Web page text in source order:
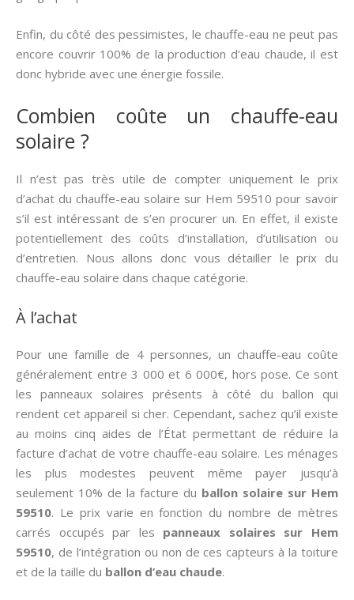
Enfin, du côté des pessimistes, le chauffe-eau ne peut pas
encore couvrir 100% de la production d’eau chaude, il est
donc hybride avec une énergie fossile.
Combien coûte un chauffe-eau
solaire ?
Il n’est pas très utile de compter uniquement le prix
d’achat du chauffe-eau solaire sur Hem 59510 pour savoir
s’il est intéressant de s’en procurer un. En effet, il existe
potentiellement des coûts d’installation, d’utilisation ou
d’entretien. Nous allons donc vous détailler le prix du
chauffe-eau solaire dans chaque catégorie.
À l’achat
Pour une famille de 4 personnes, un chauffe-eau coûte
généralement entre 3 000 et 6 000€, hors pose. Ce sont
les panneaux solaires présents à côté du ballon qui
rendent cet appareil si cher. Cependant, sachez qu’il existe
au moins cinq aides de l’État permettant de réduire la
facture d’achat de votre chauffe-eau solaire. Les ménages
les plus modestes peuvent même payer jusqu’à
seulement 10% de la facture du ballon solaire sur Hem
59510. Le prix varie en fonction du nombre de mètres
carrés occupés par les panneaux solaires sur Hem
59510, de l’intégration ou non de ces capteurs à la toiture
et de la taille du ballon d’eau chaude.